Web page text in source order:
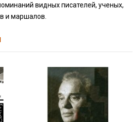
видных писателей, ученых,
и маршалов.